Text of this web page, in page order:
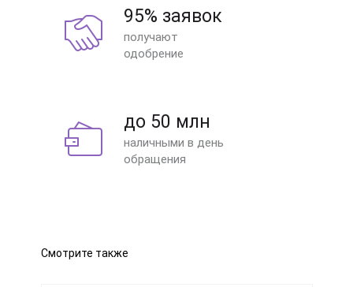
95% заявок
получают
одобрение
до 50 млн
наличными в день
обращения
Смотрите также